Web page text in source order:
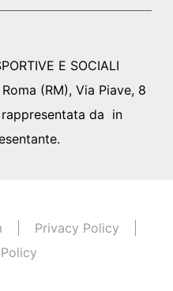
E SOCIALI
(RM), Via Piave, 8
rappresentata da in
Privacy Policy